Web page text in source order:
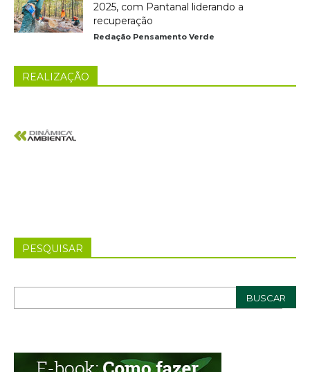
2025, com Pantanal liderando a
recuperação
Redação Pensamento Verde
REALIZAÇÃO
PESQUISAR